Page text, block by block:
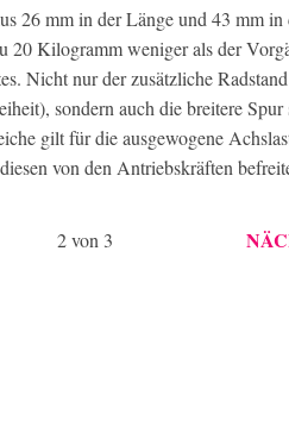
26 mm in der Länge und 43 mm
20 Kilogramm weniger als der
Nicht nur der zusätzliche
sondern auch die breitere Spur
gilt für die ausgewogene
von den Antriebskräften
2 von 3